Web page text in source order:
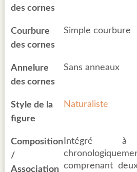
des cornes
Courbure
des cornes
Simple courbure
Annelure
des cornes
Sans anneaux
Style de la
figure
Naturaliste
Composition
/
Association
Intégré
comprenant